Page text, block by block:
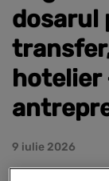
dosarul
hotelier
9 iulie 2026